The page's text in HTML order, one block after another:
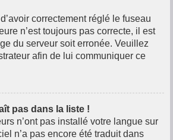
correctement réglé le fuseau
n’est toujours pas correcte, il est
du serveur soit erronée. Veuillez
afin de lui communiquer ce
pas dans la liste !
n’ont pas installé votre langue sur
n’a pas encore été traduit dans